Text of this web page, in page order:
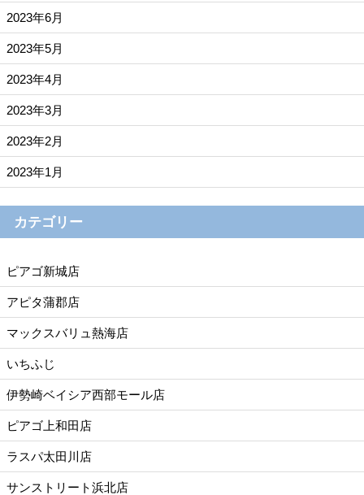
2023年6月
2023年5月
2023年4月
2023年3月
2023年2月
2023年1月
カテゴリー
ピアゴ新城店
アピタ蒲郡店
マックスバリュ熱海店
いちふじ
伊勢崎ベイシア西部モール店
ピアゴ上和田店
ラスパ太田川店
サンストリート浜北店